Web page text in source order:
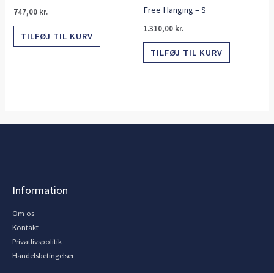
747,00 kr.
TILFØJ TIL KURV
Free Hanging – S
1.310,00 kr.
TILFØJ TIL KURV
Information
Om os
Kontakt
Privatlivspolitik
Handelsbetingelser